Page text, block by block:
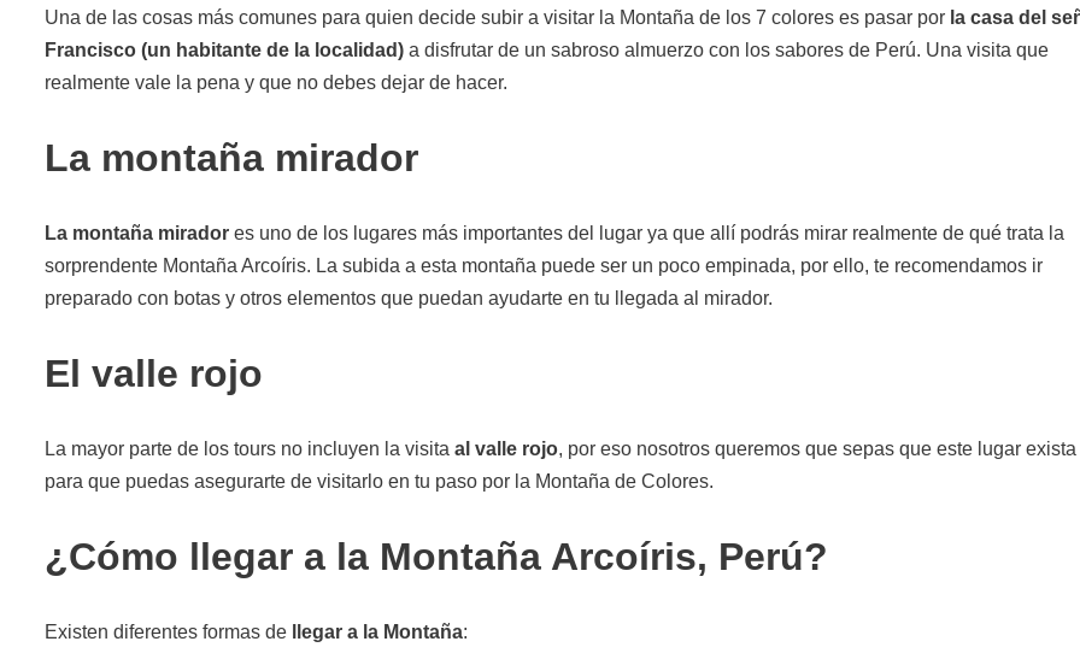
Una de las cosas más comunes para quien decide subir a visitar la Montaña de los 7 colores es pasar por la casa del
Francisco (un habitante de la localidad) a disfrutar de un sabroso almuerzo con los sabores de Perú. Una visita que
realmente vale la pena y que no debes dejar de hacer.
La montaña mirador
La montaña mirador es uno de los lugares más importantes del lugar ya que allí podrás mirar realmente de qué trata la
sorprendente Montaña Arcoíris. La subida a esta montaña puede ser un poco empinada, por ello, te recomendamos ir
preparado con botas y otros elementos que puedan ayudarte en tu llegada al mirador.
El valle rojo
La mayor parte de los tours no incluyen la visita al valle rojo, por eso nosotros queremos que sepas que este lugar exista
para que puedas asegurarte de visitarlo en tu paso por la Montaña de Colores.
¿Cómo llegar a la Montaña Arcoíris, Perú?
Existen diferentes formas de llegar a la Montaña: